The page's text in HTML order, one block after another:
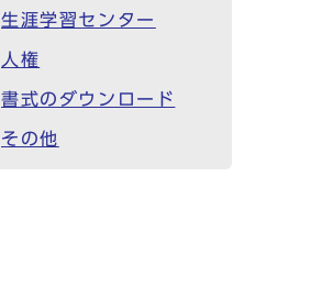
生涯学習センター
人権
書式のダウンロード
その他